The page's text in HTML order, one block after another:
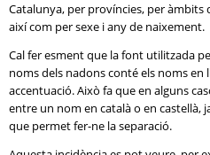
Catalunya, per províncies, per
així com per sexe i any de naixement.
Cal fer esment que la font utilitzada
noms dels nadons conté els noms en
accentuació. Això fa que en alguns
entre un nom en català o en castellà,
que permet fer-ne la separació.